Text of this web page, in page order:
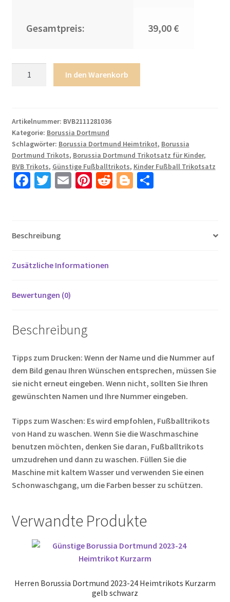
Gesamtpreis: 39,00 €
2022-
23
Gelbe
Schwarz
Kurzarm
In den Warenkorb
Artikelnummer: BVB2111281036
Kategorie: Borussia Dortmund
Schlagwörter: Borussia Dortmund Heimtrikot, Borussia
Dortmund Trikots, Borussia Dortmund Trikotsatz für Kinder,
BVB Trikots, Günstige Fußballtrikots, Kinder Fußball Trikotsatz
Fa
o
k
T
er
E Pi R Bl T
Beschreibung
Zusätzliche Informationen
Bewertungen (0)
Beschreibung
Tipps zum Drucken: Wenn der Name und die Nummer auf
dem Bild genau Ihren Wünschen entsprechen, müssen Sie
sie nicht erneut eingeben. Wenn nicht, sollten Sie Ihren
gewünschten Namen und Ihre Nummer eingeben.
Tipps zum Waschen: Es wird empfohlen, Fußballtrikots
von Hand zu waschen. Wenn Sie die Waschmaschine
benutzen möchten, denken Sie daran, Fußballtrikots
umzudrehen und dann zu waschen. Füllen Sie die
Maschine mit kaltem Wasser und verwenden Sie einen
Schonwaschgang, um die Farben besser zu schützen.
Verwandte Produkte
Herren Borussia Dortmund 2023-24 Heimtrikots Kurzarm
gelb schwarz